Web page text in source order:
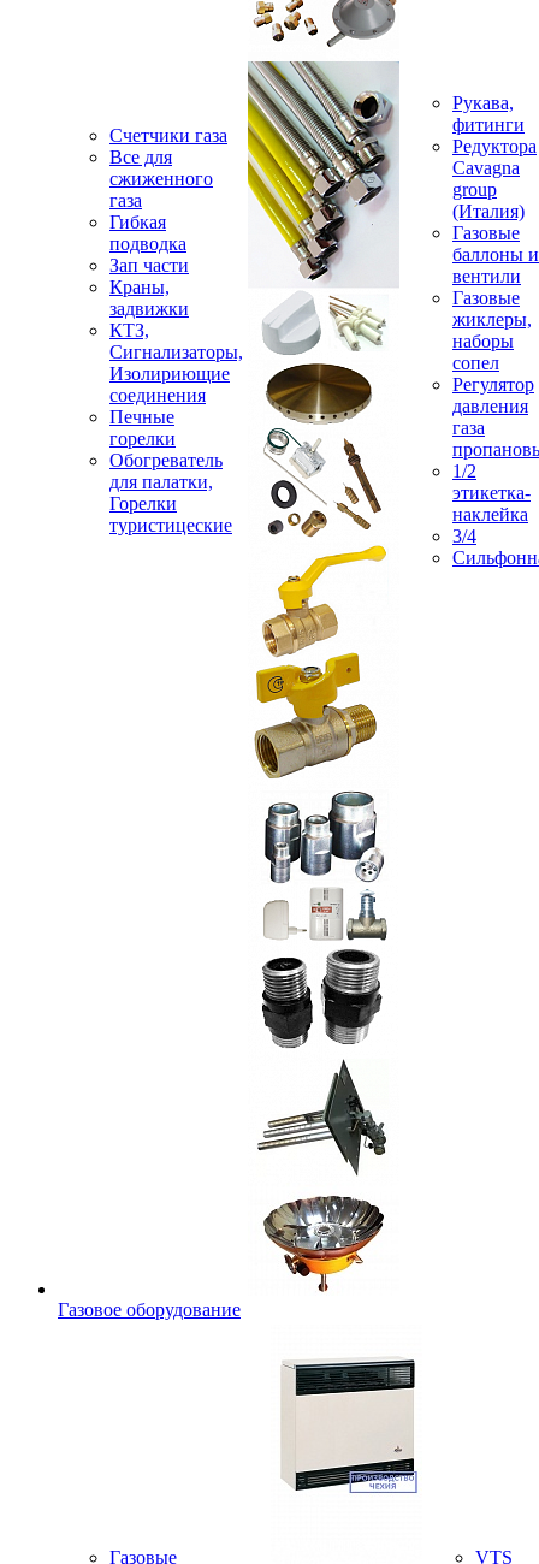
Счетчики газа
Все для
сжиженного
газа
Гибкая
подводка
Зап части
Краны,
задвижки
КТЗ,
Сигнализаторы,
Изолириющие
соединения
Печные
горелки
Обогреватель
для палатки,
Горелки
туристицеские
Рукава,
фитинги
Редуктора
Cavagna
group
(Италия)
Газовые
баллоны и
вентили
Газовые
жиклеры,
наборы
сопел
Регулятор
давления
газа
1/2
этикетка-
наклейка
3/4
Газовое оборудование
Газовые
VTS